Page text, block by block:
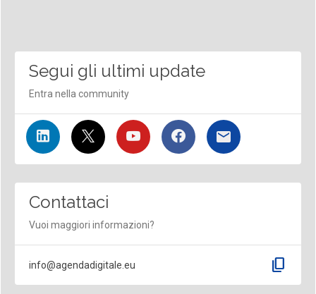
Segui gli ultimi update
Entra nella community
Contattaci
Vuoi maggiori informazioni?
info@agendadigitale.eu content_copy